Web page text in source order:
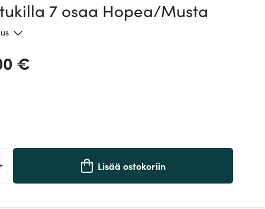
7 osaa Hopea/Musta
€
Lisää ostokoriin